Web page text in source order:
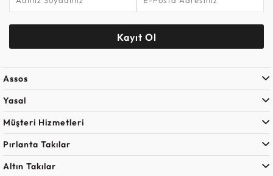
Kayıt Ol
Assos
Yasal
Müşteri Hizmetleri
Pırlanta Takılar
Altın Takılar